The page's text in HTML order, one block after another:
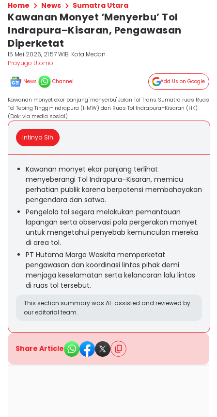
Home News Sumatra Utara
Kawanan Monyet ‘Menyerbu’ Tol
Indrapura–Kisaran, Pengawasan
Diperketat
15 Mei 2026, 21:57 WIB Kota Medan
Prayugo Utomo
News Channel Add Us on Google
Kawanan monyet ekor panjang 'menyerbu' Jalan Tol Trans Sumatra ruas Ruas
Tol Tebing Tinggi–Indrapura (HMW) dan Ruas Tol Indrapura–Kisaran (HK).
(Dok: via media sosial)
Intinya Sih
Kawanan monyet ekor panjang terlihat
menyeberangi Tol Indrapura–Kisaran, memicu
perhatian publik karena berpotensi membahayakan
pengendara dan satwa.
Pengelola tol segera melakukan pemantauan
lapangan serta observasi pola pergerakan monyet
untuk mengetahui penyebab kemunculan mereka
di area tol.
PT Hutama Marga Waskita memperketat
pengawasan dan koordinasi lintas pihak demi
menjaga keselamatan serta kelancaran lalu lintas
di ruas tol tersebut.
This section summary was AI-assisted and reviewed by
our editorial team.
Share Article